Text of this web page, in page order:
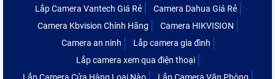
Lắp Camera Vantech Giá Rẻ
Camera Dahua Giá Rẻ
Camera Kbvision Chính Hãng
Camera HIKVISION
Camera an ninh
Lắp camera gia đình
Lắp camera xem qua điện thoại